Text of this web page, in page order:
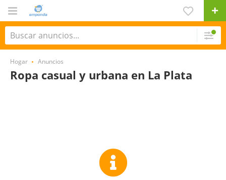
Hogar Anuncios
Ropa casual y urbana en La Plata